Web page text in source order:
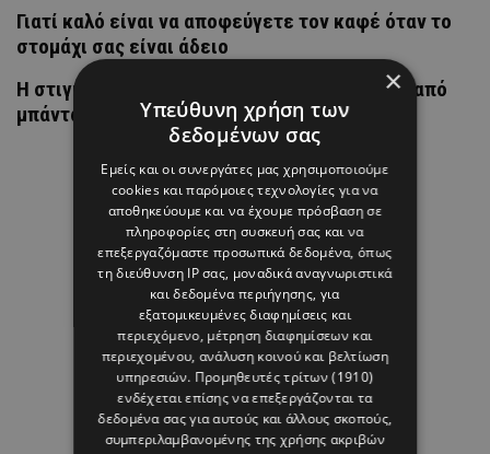
Γιατί καλό είναι να αποφεύγετε τον καφέ όταν το
στομάχι σας είναι άδειο
H στιγμή που η Άννα Βίσση άκουσε Τσιτσάνη από
μπάντα δρόμου
×
Υπεύθυνη χρήση των
δεδομένων σας
Εμείς και οι συνεργάτες μας χρησιμοποιούμε
cookies και παρόμοιες τεχνολογίες για να
αποθηκεύουμε και να έχουμε πρόσβαση σε
πληροφορίες στη συσκευή σας και να
επεξεργαζόμαστε προσωπικά δεδομένα, όπως
τη διεύθυνση IP σας, μοναδικά αναγνωριστικά
και δεδομένα περιήγησης, για
εξατομικευμένες διαφημίσεις και
περιεχόμενο, μέτρηση διαφημίσεων και
περιεχομένου, ανάλυση κοινού και βελτίωση
υπηρεσιών. Προμηθευτές τρίτων (1910)
ενδέχεται επίσης να επεξεργάζονται τα
δεδομένα σας για αυτούς και άλλους σκοπούς,
συμπεριλαμβανομένης της χρήσης ακριβών